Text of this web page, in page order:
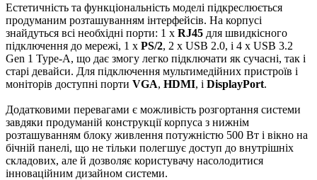
Естетичність та функціональність моделі підкреслюється
продуманим розташуванням інтерфейсів. На корпусі
знайдуться всі необхідні порти: 1 x RJ45 для швидкісного
підключення до мережі, 1 x PS/2, 2 x USB 2.0, і 4 x USB 3.2
Gen 1 Type-A, що дає змогу легко підключати як сучасні, так і
старі девайси. Для підключення мультимедійних пристроїв і
моніторів доступні порти VGA, HDMI, і DisplayPort.
Додатковими перевагами є можливість розгортання системи
завдяки продуманій конструкції корпуса з нижнім
розташуванням блоку живлення потужністю 500 Вт і вікно на
бічній панелі, що не тільки полегшує доступ до внутрішніх
складових, але й дозволяє користувачу насолодитися
інноваційним дизайном системи.